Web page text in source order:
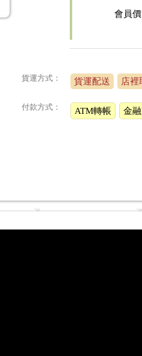
會員價
貨運方式： 貨運配送 店裡
付款方式： ATM轉帳 金